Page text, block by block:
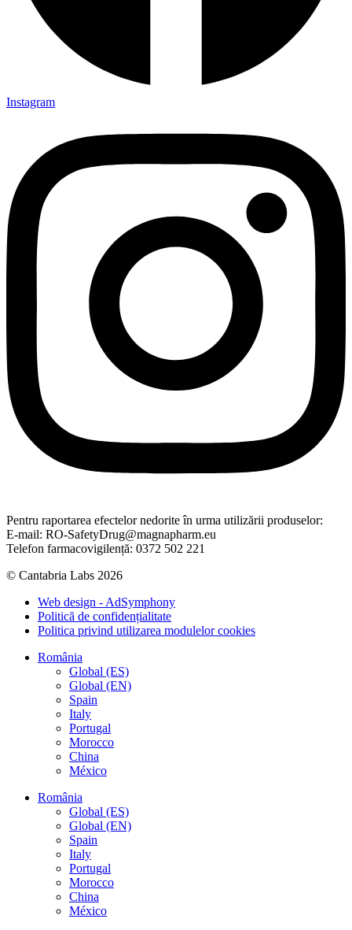
Instagram
Pentru raportarea efectelor nedorite în urma utilizării produselor:
E-mail: RO-SafetyDrug@magnapharm.eu
Telefon farmacovigilență: 0372 502 221
© Cantabria Labs 2026
Web design - AdSymphony
Politică de confidențialitate
Politica privind utilizarea modulelor cookies
România
Global (ES)
Global (EN)
Spain
Italy
Portugal
Morocco
China
México
România
Global (ES)
Global (EN)
Spain
Italy
Portugal
Morocco
China
México